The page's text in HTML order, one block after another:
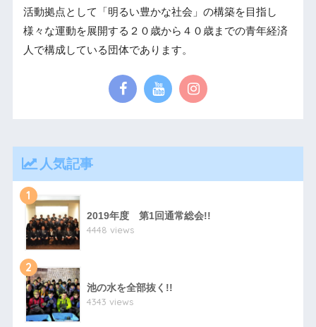
活動拠点として「明るい豊かな社会」の構築を目指し
様々な運動を展開する２０歳から４０歳までの青年経済
人で構成している団体であります。
人気記事
1
2019年度 第1回通常総会!!
4448 views
2
池の水を全部抜く!!
4343 views